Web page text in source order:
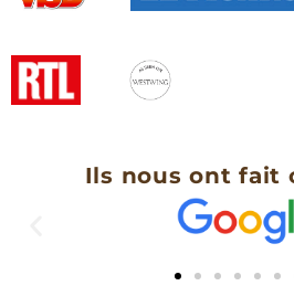
Ils nous ont fait